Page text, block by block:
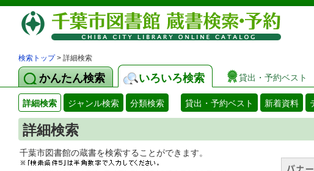
図書
検索トップ> 詳細検索
かんたん検索 いろいろ検索 貸出・予約ベスト
詳細検索 ジャンル検索 分類検索 貸出・予約ベスト 新着資料
詳細検索
千葉市図書館の蔵書を検索することができます。 広